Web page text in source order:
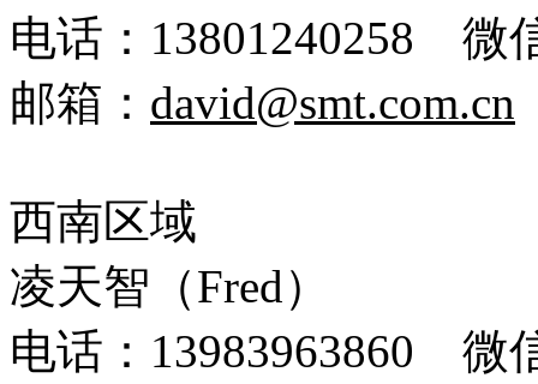
电话： 13801240258 微
邮箱： david@smt.com.cn
西南区域
凌天智（Fred）
电话： 13983963860
微